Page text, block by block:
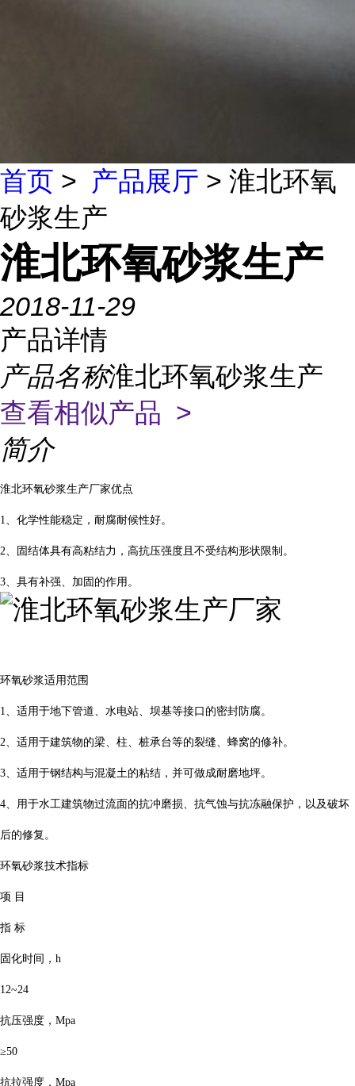
首页 > 产品展厅 > 淮北环氧
砂浆生产
淮北环氧砂浆生产
2018-11-29
产品详情
产品名称淮北环氧砂浆生产
查看相似产品 >
简介
淮北环氧砂浆生产厂家优点
1、化学性能稳定，耐腐耐候性好。
2、固结体具有高粘结力，高抗压强度且不受结构形状限制。
3、具有补强、加固的作用。
环氧砂浆适用范围
1、适用于地下管道、水电站、坝基等接口的密封防腐。
2、适用于建筑物的梁、柱、桩承台等的裂缝、蜂窝的修补。
3、适用于钢结构与混凝土的粘结，并可做成耐磨地坪。
4、用于水工建筑物过流面的抗冲磨损、抗气蚀与抗冻融保护，以及破坏
后的修复。
环氧砂浆技术指标
项 目
指 标
固化时间，h
12~24
抗压强度，Mpa
≥50
抗拉强度，Mpa